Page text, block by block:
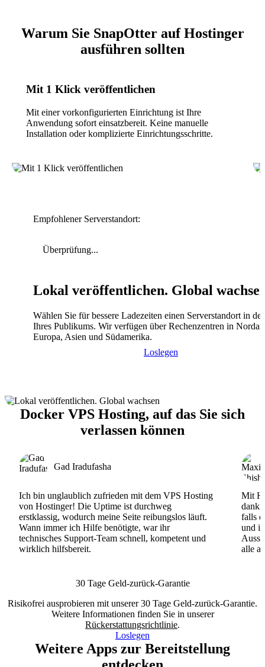
Warum Sie SnapOtter auf Hostinger
ausführen sollten
Mit 1 Klick veröffentlichen
Mit einer vorkonfigurierten Einrichtung ist Ihre
Anwendung sofort einsatzbereit. Keine manuelle
Installation oder komplizierte Einrichtungsschritte.
Empfohlener Serverstandort:
Überprüfung...
Lokal veröffentlichen. Global
Wählen Sie für bessere Ladezeiten einen Serverstandort in
Ihres Publikums. Wir verfügen über Rechenzentren in
Europa, Asien und Südamerika.
Loslegen
Docker VPS Hosting, auf das Sie sich
verlassen können
Gad Iradufasha
Ich bin unglaublich zufrieden mit dem VPS Hosting
von Hostinger! Die Uptime ist durchweg
erstklassig, wodurch meine Seite reibungslos läuft.
Wann immer ich Hilfe benötigte, war ihr
technisches Support-Team schnell, kompetent und
wirklich hilfsbereit.
Mit
dank
falls
und
alle
30 Tage Geld-zurück-Garantie
Risikofrei ausprobieren mit unserer 30 Tage Geld-zurück-Garantie.
Weitere Informationen finden Sie in unserer
Rückerstattungsrichtlinie.
Loslegen
Weitere Apps zur Bereitstellung